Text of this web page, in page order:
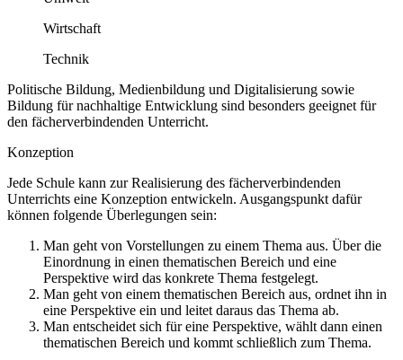
Wirtschaft
Technik
Politische Bildung, Medienbildung und Digitalisierung sowie
Bildung für nachhaltige Entwicklung sind besonders geeignet für
den fächerverbindenden Unterricht.
Konzeption
Jede Schule kann zur Realisierung des fächerverbindenden
Unterrichts eine Konzeption entwickeln. Ausgangspunkt dafür
können folgende Überlegungen sein:
Man geht von Vorstellungen zu einem Thema aus. Über die
Einordnung in einen thematischen Bereich und eine
Perspektive wird das konkrete Thema festgelegt.
Man geht von einem thematischen Bereich aus, ordnet ihn in
eine Perspektive ein und leitet daraus das Thema ab.
Man entscheidet sich für eine Perspektive, wählt dann einen
thematischen Bereich und kommt schließlich zum Thema.